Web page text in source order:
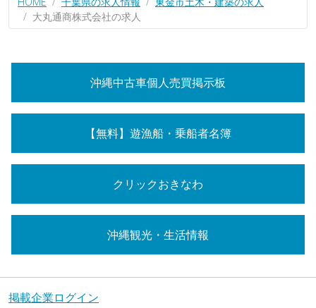
大丸通商株式会社の求人
沖縄中古車個人売買掲示板
【無料】遊漁船・乗船者名簿
クリックおきなわ
沖縄観光・生活情報
掲載企業ログイン